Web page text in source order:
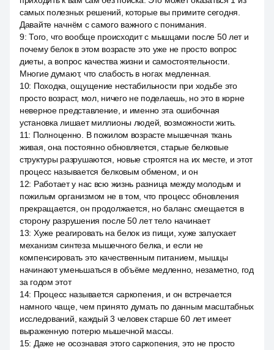
самых полезных решений, которые вы примите сегодня.
Давайте начнём с самого важного с понимания.
9:Того, что вообще происходит с мышцами после 50 лет и
почему белок в этом возрасте это уже не просто вопрос
диеты, а вопрос качества жизни и самостоятельности.
Многие думают, что слабость в ногах медленная.
10: Походка, ощущение нестабильности при ходьбе это
просто возраст, мол, ничего не поделаешь, но это в корне
неверное представление, и именно эта ошибочная
установка лишает миллионы людей, возможности жить.
11: Полноценно. В пожилом возрасте мышечная ткань
живая, она постоянно обновляется, старые белковые
структуры разрушаются, новые строятся на их месте, и этот
процесс называется белковым обменом, и он
12: Работает у нас всю жизнь разница между молодым и
пожилым организмом не в том, что процесс обновления
прекращается, он продолжается, но баланс смещается в
сторону разрушения после 50 лет тело начинает
13: Хуже реагировать на белок из пищи, хуже запускает
механизм синтеза мышечного белка, и если не
компенсировать это качественным питанием, мышцы
начинают уменьшаться в объёме медленно, незаметно, год
за годом этот
14: Процесс называется саркопения, и он встречается
намного чаще, чем принято думать по данным масштабных
исследований, каждый 3 человек старше 60 лет имеет
выраженную потерю мышечной массы.
15: Даже не осознавая этого саркопения, это не просто